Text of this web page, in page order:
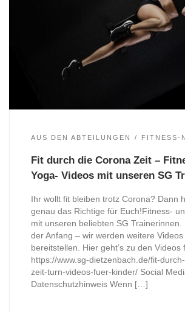
AUS DEN ABTEILUNGEN FITNESS-
Fit durch die Corona Zeit –
Yoga- Videos mit unseren SG
Ihr wollt fit bleiben trotz Corona? Dann
genau das Richtige für Euch!Fitness-
mit unseren beliebten SG Trainerinnen.
der Anfang – wir werden weitere
bereitstellen. Hier geht’s zu den Videos
https://www.sg-dietzenbach.de/fit-
zeit-turn-videos-fuer-kinder/ Social
Datenschutzhinweis Wenn […]